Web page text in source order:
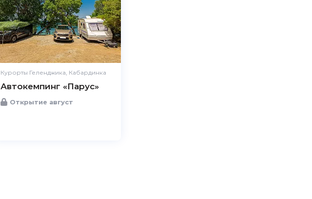
Курорты Геленджика, Кабардинка
Автокемпинг «Парус»
Открытие август